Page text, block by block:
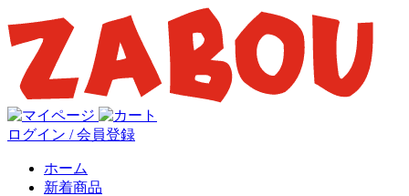
ログイン / 会員登録
ホーム
新着商品